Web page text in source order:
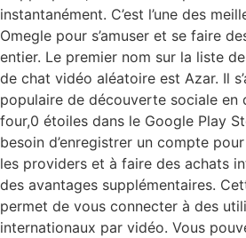
instantanément. C’est l’une des
Omegle pour s’amuser et se faire
entier. Le premier nom sur la liste
de chat vidéo aléatoire est Azar. Il
populaire de découverte sociale en
four,0 étoiles dans le Google Play
besoin d’enregistrer un compte
les providers et à faire des achats
des avantages supplémentaires.
permet de vous connecter à des
internationaux par vidéo. Vous